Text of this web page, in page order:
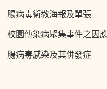
腸病毒衛教海報及單張
校園傳染病聚集事件之因
腸病毒感染及其併發症